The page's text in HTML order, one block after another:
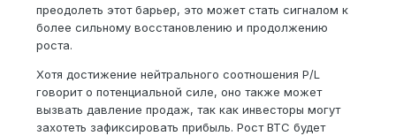
преодолеть этот барьер, это может стать сигналом к
более сильному восстановлению и продолжению
роста.
Хотя достижение нейтрального соотношения P/L
говорит о потенциальной силе, оно также может
вызвать давление продаж, так как инвесторы могут
захотеть зафиксировать прибыль. Рост BTC будет